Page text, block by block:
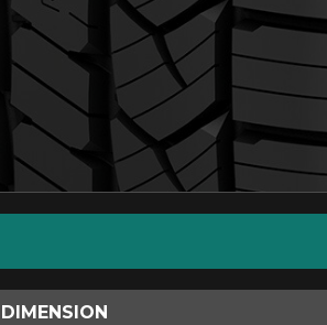
UN AVIS
avis concernant le
véhicule